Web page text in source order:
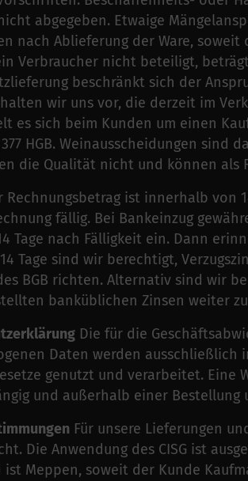
abgegeben. Etwaige
nach Ablieferung der Ware, soweit
Verbraucher nicht beteiligt,
beschränkt sich der
wir uns vor, die derzeit im
es sich beim Kunden um einen
HGB. Weinausscheidungen sind
die Qualität nicht und können als
Rechnungsbetrag ist innerhalb von
fällig. Bei Bankeinzug
Tage nach Fälligkeit ein. Dann
Tage sind wir berechtigt,
BGB richten. Alternativ sind wir
banküblichen Zinsen weiter
Die für die
Daten werden ausschließlich
genutzt und verarbeitet. Eine
und außerhalb einer Bestellung
Für unsere Lieferungen
Die Anwendung des CISG ist
ist Meppen, soweit der Kunde